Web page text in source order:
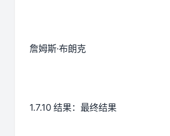
詹姆斯·布朗克
1.7.10 结果：最终结果